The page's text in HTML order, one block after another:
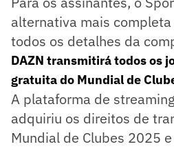
alternativa mais
todos os detalhes da
DAZN transmitirá todos os
gratuita do Mundial de
A plataforma de
adquiriu os direitos de
Mundial de Clubes 2025